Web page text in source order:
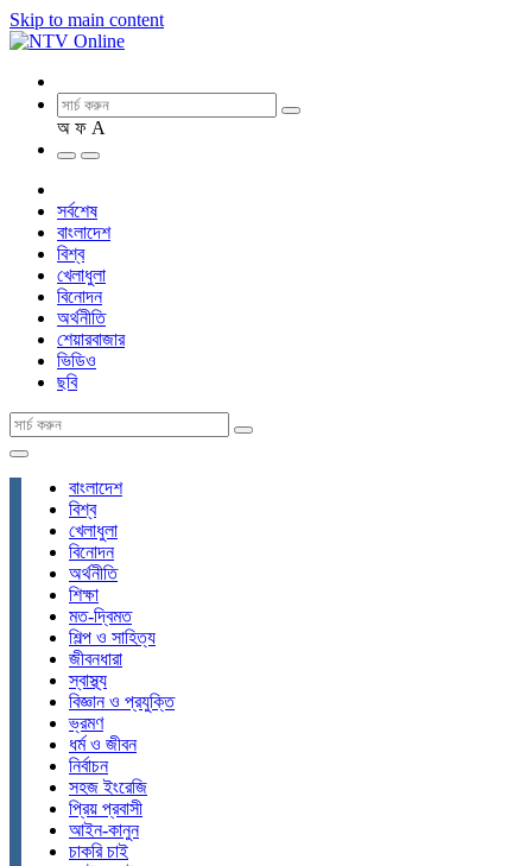
Skip to main content
অ ফ A
সর্বশেষ
বাংলাদেশ
বিশ্ব
খেলাধুলা
বিনোদন
অর্থনীতি
শেয়ারবাজার
ভিডিও
ছবি
বাংলাদেশ
বিশ্ব
খেলাধুলা
বিনোদন
অর্থনীতি
শিক্ষা
মত-দ্বিমত
শিল্প ও সাহিত্য
জীবনধারা
স্বাস্থ্য
বিজ্ঞান ও প্রযুক্তি
ভ্রমণ
ধর্ম ও জীবন
নির্বাচন
সহজ ইংরেজি
প্রিয় প্রবাসী
আইন-কানুন
চাকরি চাই